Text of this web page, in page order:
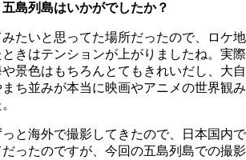
島列島はいかがでしたか？
たいと思ってた場所だったので、ロケ地
きはテンションが上がりましたね。実際
景色はもちろんとてもきれいだし、大自
ち並みが本当に映画やアニメの世界観み
と海外で撮影してきたので、日本国内で
ったのですが、今回の五島列島での撮影